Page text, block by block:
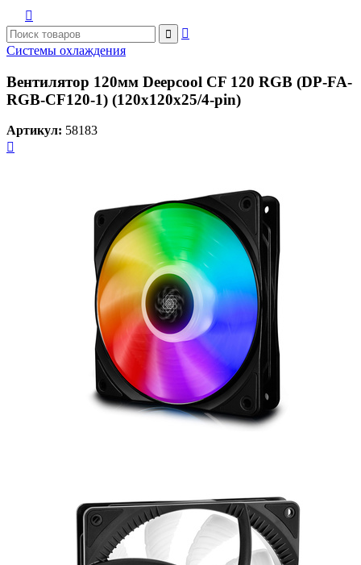



Системы охлаждения
Вентилятор 120мм Deepcool CF 120 RGB (DP-FA-
RGB-CF120-1) (120x120x25/4-pin)
Артикул: 58183
